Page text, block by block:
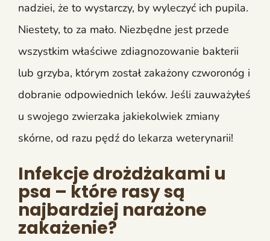
nadziei, że to wystarczy, by wyleczyć ich pupila.
Niestety, to za mało. Niezbędne jest przede
wszystkim właściwe zdiagnozowanie bakterii
lub grzyba, którym został zakażony czworonóg i
dobranie odpowiednich leków. Jeśli zauważyłeś
u swojego zwierzaka jakiekolwiek zmiany
skórne, od razu pędź do lekarza weterynarii!
Infekcje drożdżakami u
psa – które rasy są
najbardziej narażone
zakażenie?